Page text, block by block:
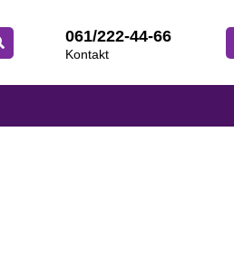
061/222-44-66
Kontakt